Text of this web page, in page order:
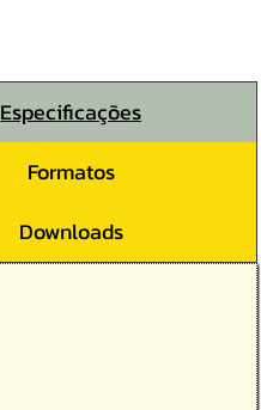
Especificações
Formatos
Downloads